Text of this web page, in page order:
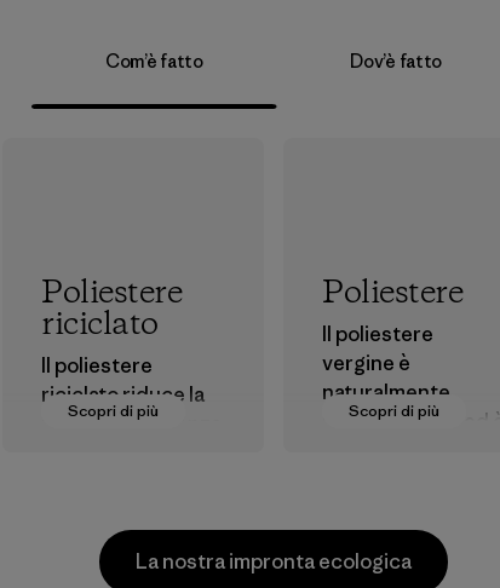
Com’è fatto Dov’è fatto
Scopri di più
Poliestere
riciclato
Il poliestere
riciclato riduce la
nostra dipendenza
Materiali
Scopri di più
Poliestere
Il poliestere
vergine è
naturalmente
idrorepellente ed è
all'aperto.
Materiali
La nostra impronta ecologica